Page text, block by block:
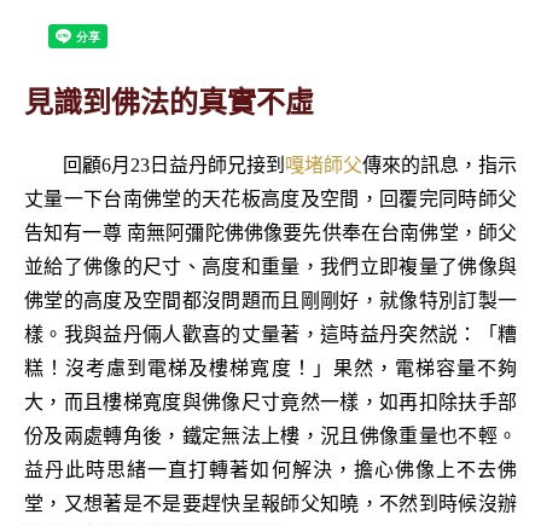
見識到佛法的真實不虛
回顧6月23日益丹師兄接到 嘎堵師父傳來的訊息，指示
丈量一下台南佛堂的天花板高度及空間，回覆完同時師父
告知有一尊 南無阿彌陀佛佛像要先供奉在台南佛堂，師父
並給了佛像的尺寸、高度和重量，我們立即複量了佛像與
佛堂的高度及空間都沒問題而且剛剛好，就像特別訂製一
樣。我與益丹倆人歡喜的丈量著，這時益丹突然説：「糟
糕！沒考慮到電梯及樓梯寬度！」果然，電梯容量不夠
大，而且樓梯寬度與佛像尺寸竟然一樣，如再扣除扶手部
份及兩處轉角後，鐵定無法上樓，況且佛像重量也不輕。
益丹此時思緒一直打轉著如何解決，擔心佛像上不去佛
堂，又想著是不是要趕快呈報師父知曉，不然到時候沒辦